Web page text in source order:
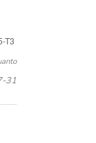
31